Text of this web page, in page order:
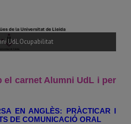
UdL Ocupabilitat
el carnet Alumni UdL i per
EN ANGLÈS: PRÀCTICAR I
DE COMUNICACIÓ ORAL